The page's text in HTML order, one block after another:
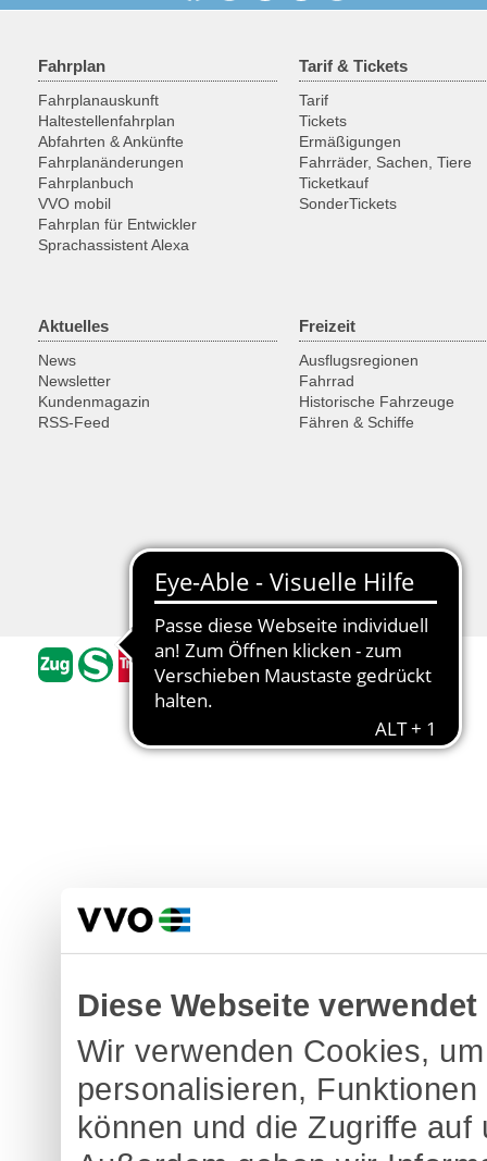
Diese Webseite
Wir verwenden Cookies,
personalisieren,
können und die Zugriffe
Fahrplan
Fahrplanauskunft
Haltestellenfahrplan
Abfahrten & Ankünfte
Fahrplanänderungen
Fahrplanbuch
VVO mobil
Fahrplan für Entwickler
Sprachassistent Alexa
Tarif & Tickets
Tarif
Tickets
Ermäßigungen
Fahrräder, Sachen, Tiere
Ticketkauf
SonderTickets
Aktuelles
News
Newsletter
Kundenmagazin
RSS-Feed
Freizeit
Ausflugsregionen
Fahrrad
Historische Fahrzeuge
Fähren & Schiffe